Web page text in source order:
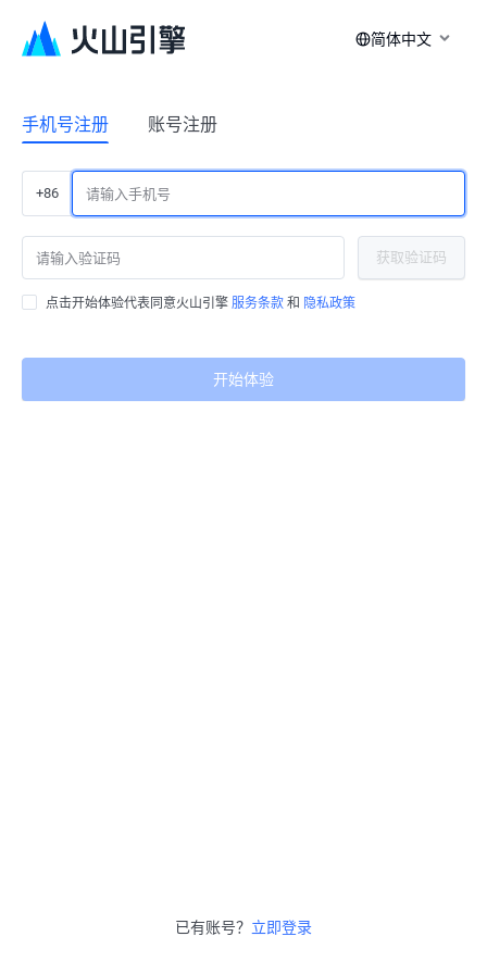
简体中文
手机号注册 账号注册
+86
获取验证码
点击开始体验代表同意火山引擎 服务条款 和 隐私政策
开始体验
已有账号？ 立即登录